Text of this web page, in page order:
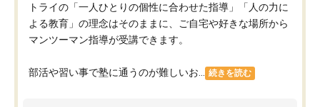
トライの「一人ひとりの個性に合わせた指導」「人の力に
よる教育」の理念はそのままに、ご自宅や好きな場所から
マンツーマン指導が受講できます。
部活や習い事で塾に通うのが難しいお... 続きを読む